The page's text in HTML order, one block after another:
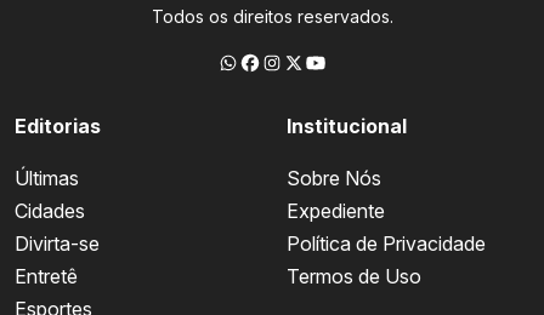
Todos os direitos reservados.
Editorias
Últimas
Cidades
Divirta-se
Entretê
Esportes
Institucional
Sobre Nós
Expediente
Política de Privacidade
Termos de Uso